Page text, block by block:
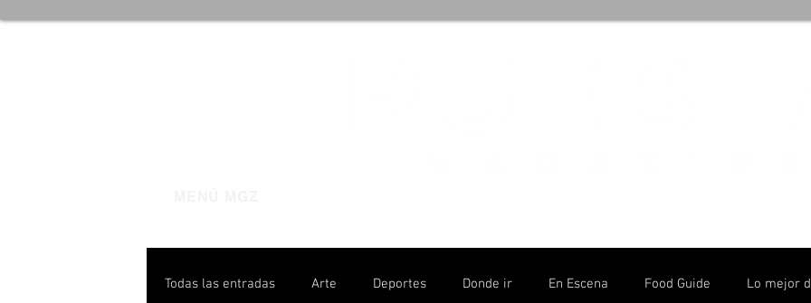
Todas las entradas Arte Deportes Donde ir En Escena Food Guide Lo mejor